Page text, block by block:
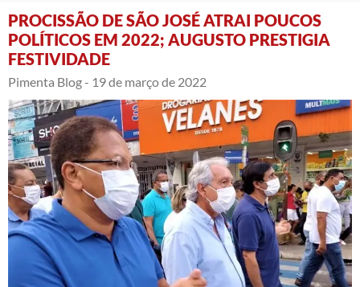
PROCISSÃO DE SÃO JOSÉ ATRAI POUCOS
POLÍTICOS EM 2022; AUGUSTO PRESTIGIA
FESTIVIDADE
Pimenta Blog - 19 de março de 2022